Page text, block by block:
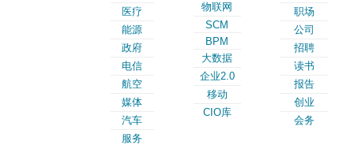
医疗
能源
政府
电信
航空
媒体
汽车
服务
物联网
SCM
BPM
大数据
企业2.0
移动
CIO库
职场
公司
招聘
读书
报告
创业
会务